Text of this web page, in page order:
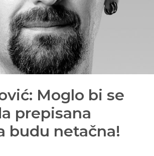
Moglo bi se
prepisana
budu netačna!